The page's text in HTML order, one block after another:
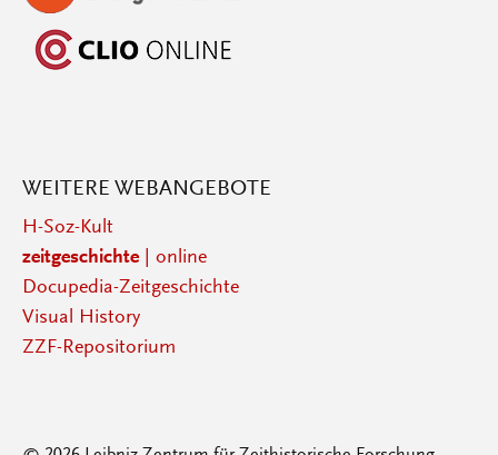
WEITERE WEBANGEBOTE
H-Soz-Kult
zeitgeschichte| online
Docupedia-Zeitgeschichte
Visual History
ZZF-Repositorium